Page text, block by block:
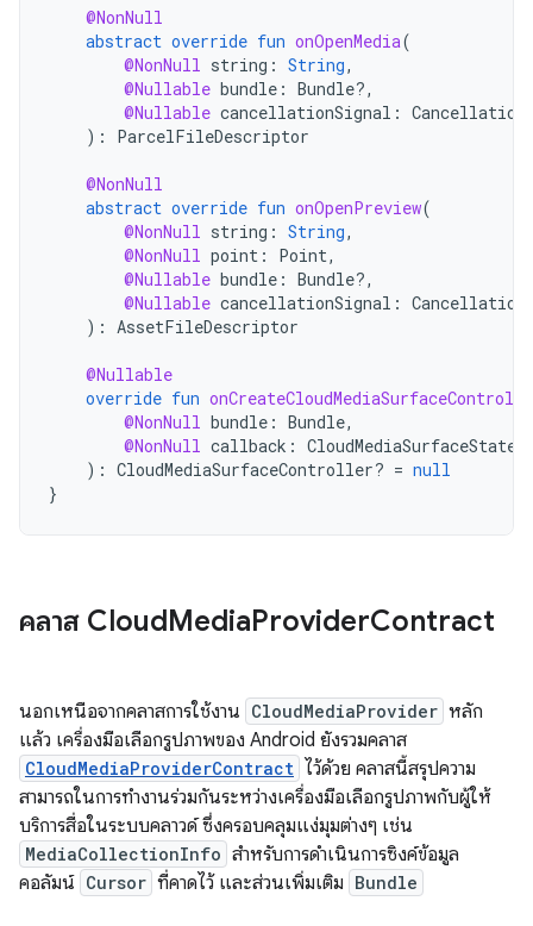
@NonNull
abstract override fun onOpenMedia(
@NonNull string : String,
@Nullable bundle : Bundle?,
@Nullable cancellationSignal :
):
ParcelFileDescriptor
@NonNull
abstract override fun onOpenPreview(
@NonNull string : String,
@NonNull point : Point,
@Nullable bundle : Bundle?,
@Nullable cancellationSignal :
): AssetFileDescriptor
@Nullable
override fun
@NonNull bundle : Bundle,
@NonNull callback :
): CloudMediaSurfaceController? = null
}
คลาส CloudMediaProviderContract
นอกเหนือจากคลาสการใช้งาน CloudMediaProvider หลัก
แล้ว เครื่องมือเลือกรูปภาพของ Android ยังรวมคลาส
CloudMediaProviderContract ไว้ด้วย คลาสนี้สรุปความ
สามารถในการทำงานร่วมกันระหว่างเครื่องมือเลือกรูปภาพกับผู้ให้
บริการสื่อในระบบคลาวด์ ซึ่งครอบคลุมแง่มุมต่างๆ เช่น
MediaCollectionInfo สำหรับการดำเนินการซิงค์ข้อมูล
คอลัมน์ Cursor ที่คาดไว้ และส่วนเพิ่มเติม Bundle